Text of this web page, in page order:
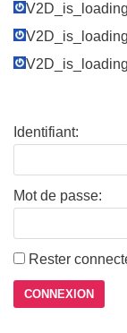
Identifiant:
Mot de passe:
Rester
CONNEXION